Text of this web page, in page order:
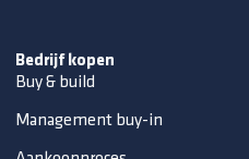
Bedrijf kopen
Buy & build
Management buy-in